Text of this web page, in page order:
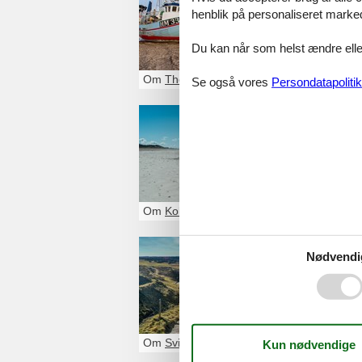
Frisk havluft,
ikke langt væk
Om Thorup Strand
Om Kollerup
Svinkløv ved
væld af
Om Svinkløv
henblik på personaliseret
Du kan når som helst ændre
Se også vores Persondatapolitik